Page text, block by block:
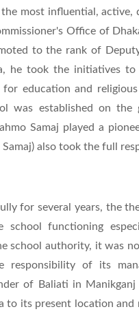
the most influential,
Office of
to the rank of
he took the initiatives
education and
was established on
Samaj played a
Samaj) also took the full
for several years, the
school functioning
school authority, it was
responsibility of its
of Baliati in
to its present location and